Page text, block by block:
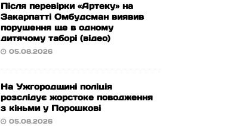
Після перевірки «Артеку» на
Закарпатті Омбудсман виявив
порушення ще в одному
дитячому таборі (відео)
05.08.2026
На Ужгородщині поліція
розслідує жорстоке поводження
з кіньми у Порошкові
05.08.2026